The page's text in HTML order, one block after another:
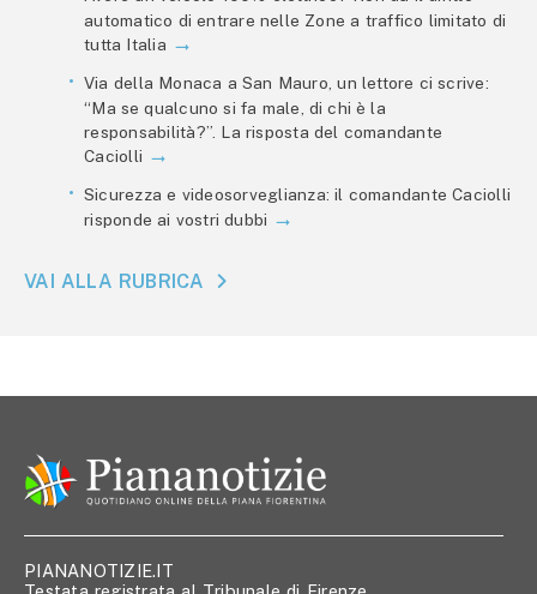
automatico di entrare nelle Zone a traffico limitato di
tutta Italia
Via della Monaca a San Mauro, un lettore ci scrive:
“Ma se qualcuno si fa male, di chi è la
responsabilità?”. La risposta del comandante
Caciolli
Sicurezza e videosorveglianza: il comandante Caciolli
risponde ai vostri dubbi
VAI ALLA RUBRICA
PIANANOTIZIE.IT